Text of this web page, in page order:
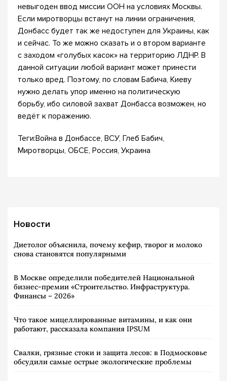
невыгоден ввод миссии ООН на условиях Москвы.
Если миротворцы встанут на линии ограничения,
Донбасс будет так же недоступен для Украины, как
и сейчас. То же можно сказать и о втором варианте
с заходом «голубых касок» на территорию ЛДНР. В
данной ситуации любой вариант может принести
только вред. Поэтому, по словам Бабича, Киеву
нужно делать упор именно на политическую
борьбу, ибо силовой захват Донбасса возможен, но
ведёт к поражению.
Теги:Война в Донбассе, ВСУ, Глеб Бабич,
Миротворцы, ОБСЕ, Россия, Украина
Новости
Диетолог объяснила, почему кефир, творог и молоко
снова становятся популярными
В Москве определили победителей Национальной
бизнес-премии «Строительство. Инфраструктура.
Финансы – 2026»
Что такое мицеллированные витамины, и как они
работают, рассказала компания IPSUM
Свалки, грязные стоки и защита лесов: в Подмосковье
обсудили самые острые экологические проблемы